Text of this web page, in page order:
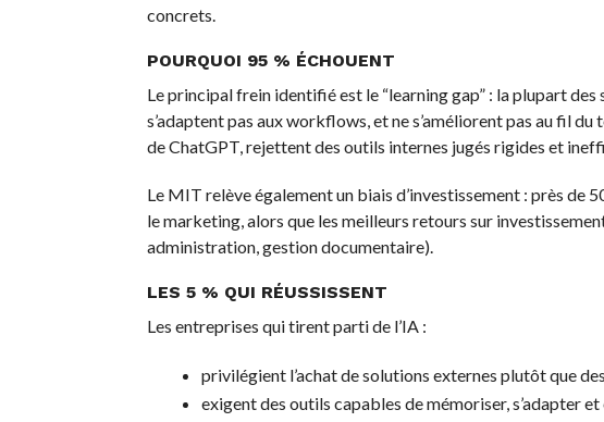
concrets.
POURQUOI 95 % ÉCHOUENT
Le principal frein identifié est le “learning gap” : la plupart des
s’adaptent pas aux workflows, et ne s’améliorent pas au fil
de ChatGPT, rejettent des outils internes jugés rigides et
Le MIT relève également un biais d’investissement : près de
le marketing, alors que les meilleurs retours sur
administration, gestion documentaire).
LES 5 % QUI RÉUSSISSENT
Les entreprises qui tirent parti de l’IA :
privilégient l’achat de solutions externes plutôt que
exigent des outils capables de mémoriser, s’adapter et